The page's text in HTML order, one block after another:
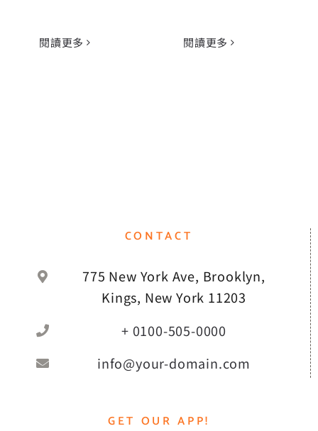
閱讀更多 閱讀更多
CONTACT
775 New York Ave, Brooklyn,
Kings, New York 11203
+ 0100-505-0000
info@your-domain.com
GET OUR APP!